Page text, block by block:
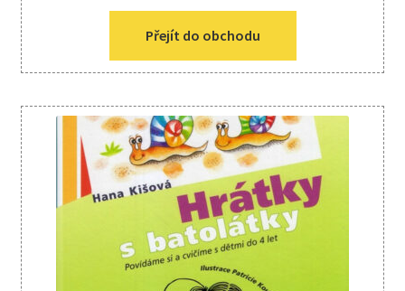
Přejít do obchodu